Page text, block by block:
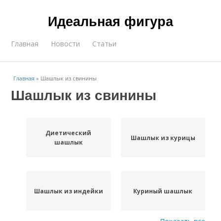
Идеальная фигура
Главная Новости Статьи
Главная » Шашлык из свинины
Шашлык из свинины
Диетический
шашлык
Шашлык из курицы
Шашлык из индейки Куриный шашлык